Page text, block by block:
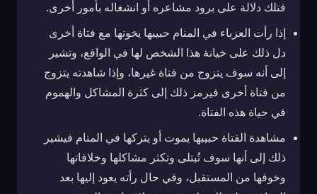
فتلك دلالة على برود مشاعره أو انشغاله بأمور أخرى.
إذا رأت العزباء في المنام حبيبها يخونها مع فتاة أخرى
دل ذلك على خيانة هذا الشخص لها في الواقع، وتشير
إلى أنه سوف يتزوج من فتاة غيرها، وإذا شاهدته يتزوج
من فتاة أخرى فيرمز ذلك إلى كثرة المشاكل والهموم
في حياة هذه الفتاة.
مشاهدة الفتاة حبيبها يموت أو يتركها في المنام فيشير
ذلك إلى أنها سوف تُبتلى وتكثر مشاكلها وخلافاتها
وخوفها من المستقبل، وفي حال رأته يعود إليها بعد